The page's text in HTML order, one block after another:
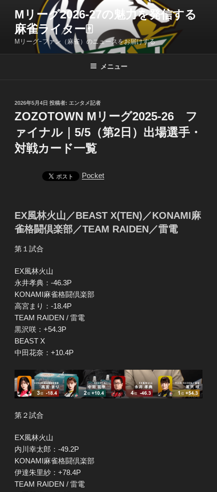
Mリーグ2026-27の魅力を発信する
麻雀ライター🀄️
Mリーグｰファン（麻雀）のニュースをお届けする
メニュー
投
稿
日:
2026年5月4日 投稿者: エンタメ記者
ZOZOTOWN Mリーグ2025-26 フ
ァイナル｜5/5（第2日）出場選手・
対戦カード一覧
Pocket
EX風林火山／BEAST X(TEN)／KONAMI麻
雀格闘倶楽部／TEAM RAIDEN／雷電
第１試合
EX風林火山
永井孝典：-46.3P
KONAMI麻雀格闘倶楽部
高宮まり：-18.4P
TEAM RAIDEN / 雷電
黒沢咲：+54.3P
BEAST X
中田花奈：+10.4P
第２試合
EX風林火山
内川幸太郎：-49.2P
KONAMI麻雀格闘倶楽部
伊達朱里紗：+78.4P
TEAM RAIDEN / 雷電